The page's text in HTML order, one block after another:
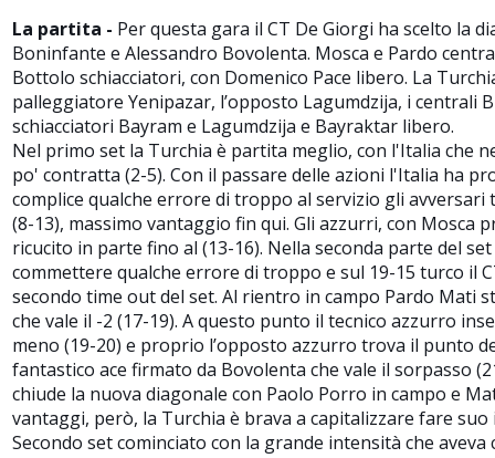
La partita - Per questa gara il CT De Giorgi ha scelto la
Boninfante e Alessandro Bovolenta. Mosca e Pardo
Bottolo schiacciatori, con Domenico Pace libero. La
palleggiatore Yenipazar, l’opposto Lagumdzija, i centrali
schiacciatori Bayram e Lagumdzija e Bayraktar libero.
Nel primo set la Turchia è partita meglio, con l'Italia che
po' contratta (2-5). Con il passare delle azioni l'Italia ha
complice qualche errore di troppo al servizio gli
(8-13), massimo vantaggio fin qui. Gli azzurri, con Mosca
ricucito in parte fino al (13-16). Nella seconda parte del
commettere qualche errore di troppo e sul 19-15 turco il
secondo time out del set. Al rientro in campo Pardo Mati
che vale il -2 (17-19). A questo punto il tecnico azzurro
meno (19-20) e proprio l’opposto azzurro trova il punto
fantastico ace firmato da Bovolenta che vale il sorpasso
chiude la nuova diagonale con Paolo Porro in campo e
vantaggi, però, la Turchia è brava a capitalizzare fare
Secondo set cominciato con la grande intensità che